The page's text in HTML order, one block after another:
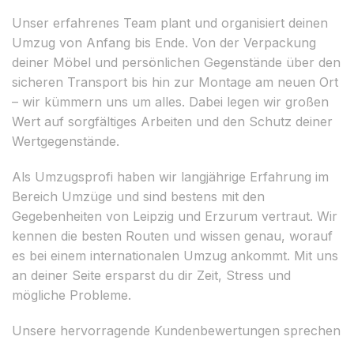
Unser erfahrenes Team plant und organisiert deinen
Umzug von Anfang bis Ende. Von der Verpackung
deiner Möbel und persönlichen Gegenstände über den
sicheren Transport bis hin zur Montage am neuen Ort
– wir kümmern uns um alles. Dabei legen wir großen
Wert auf sorgfältiges Arbeiten und den Schutz deiner
Wertgegenstände.
Als Umzugsprofi haben wir langjährige Erfahrung im
Bereich Umzüge und sind bestens mit den
Gegebenheiten von Leipzig und Erzurum vertraut. Wir
kennen die besten Routen und wissen genau, worauf
es bei einem internationalen Umzug ankommt. Mit uns
an deiner Seite ersparst du dir Zeit, Stress und
mögliche Probleme.
Unsere hervorragende Kundenbewertungen sprechen